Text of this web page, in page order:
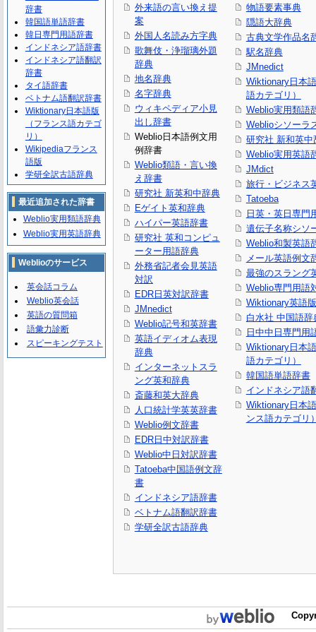
外来語の言い換え提
案
外国人名読み方字典
歌舞伎・浄瑠璃外題
辞典
地名辞典
名字辞典
ウィキペディア小見
出し辞書
Weblio日本語例文用
例辞書
Weblio類語・言い換
え辞書
研究社 新英和中辞典
Eゲイト英和辞典
ハイパー英語辞書
研究社 英和コンピュ
ーター用語辞典
外務省記者会見英語
対訳
EDR日英対訳辞書
JMnedict
Weblio記号和英辞書
英語イディオム表現
辞典
インターネットスラ
ング英和辞典
斎藤和英大辞典
人口統計学英英辞書
Weblio例文辞書
EDR日中対訳辞書
Weblio中日対訳辞書
Tatoeba中国語例文辞
書
インドネシア語辞書
ベトナム語翻訳辞書
学研全訳古語辞典
物語要素事典
隠語大辞典
古典文学作品名
駅名辞典
JMnedict
Wiktionary日本
語カテゴリ）
Weblio実用類語
Weblioシソーラ
研究社 新和英中
Weblio実用英語
JMdict
旅行・ビジネス
Tatoeba
日英・英日専門
遺伝子名称シソ
Weblio和製英語
メール英語例文
最強のスラング
Weblio専門用語
Wiktionary英語版
白水社 中国語辞
日中中日専門用
Wiktionary日本
語カテゴリ）
韓国語単語辞書
インドネシア語
Wiktionary日本
ンス語カテゴリ
辞書
韓国語単語辞書
韓日専門用語辞書
インドネシア語辞書
インドネシア語翻訳
辞書
タイ語辞書
ベトナム語翻訳辞書
Wiktionary日本語版
（フランス語カテゴ
リ）
Wikipediaフランス
語版
学研全訳古語辞典
最近追加された辞書
Weblio実用類語辞典
Weblio実用英語辞典
Weblioのサービス
英会話コラム
Weblio英会話
英語の質問箱
語彙力診断
スピーキングテスト